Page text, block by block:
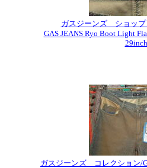
ガスジーンズ ショップ /
GAS JEANS Ryo Boot Light
29inch
ガスジーンズ コレクション/